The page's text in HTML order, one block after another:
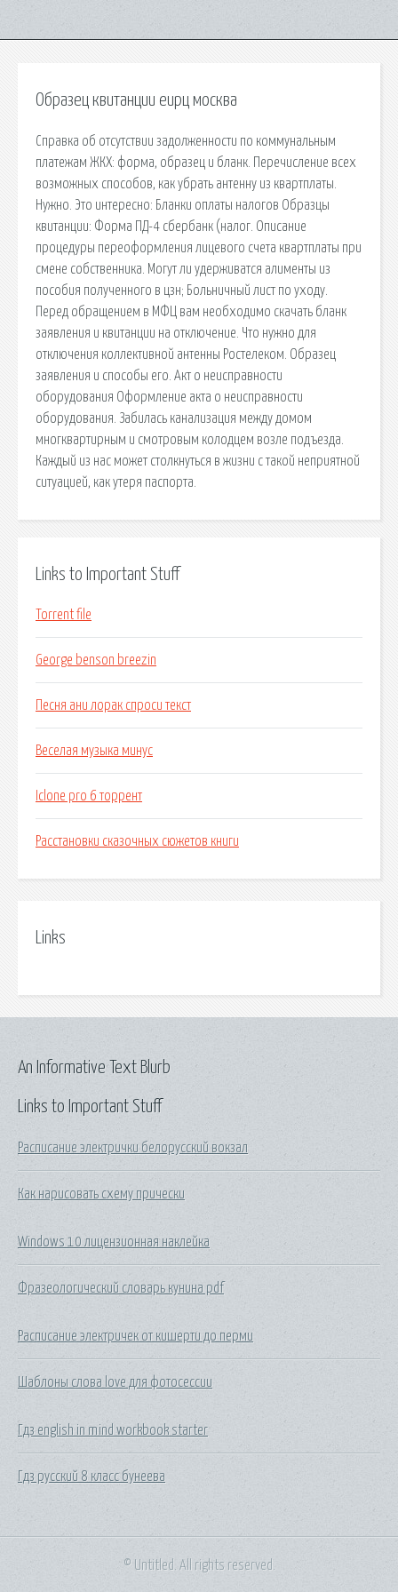
Образец квитанции еирц москва
Справка об отсутствии задолженности по коммунальным
платежам ЖКХ: форма, образец и бланк. Перечисление всех
возможных способов, как убрать антенну из квартплаты.
Нужно. Это интересно: Бланки оплаты налогов Образцы
квитанции: Форма ПД-4 сбербанк (налог. Описание
процедуры переоформления лицевого счета квартплаты при
смене собственника. Могут ли удерживатся алименты из
пособия полученного в цзн; Больничный лист по уходу.
Перед обращением в МФЦ вам необходимо скачать бланк
заявления и квитанции на отключение. Что нужно для
отключения коллективной антенны Ростелеком. Образец
заявления и способы его. Акт о неисправности
оборудования Оформление акта о неисправности
оборудования. Забилась канализация между домом
многквартирным и смотровым колодцем возле подъезда.
Каждый из нас может столкнуться в жизни с такой неприятной
ситуацией, как утеря паспорта.
Links to Important Stuff
Torrent file
George benson breezin
Песня ани лорак спроси текст
Веселая музыка минус
Iclone pro 6 торрент
Расстановки сказочных сюжетов книги
Links
Links to Important Stuff
Расписание электрички белорусский вокзал
Как нарисовать схему прически
Windows 10 лицензионная наклейка
Фразеологический словарь кунина pdf
Расписание электричек от кишерти до перми
Шаблоны слова love для фотосессии
Гдз english in mind workbook starter
Гдз русский 8 класс бунеева
An Informative Text Blurb
© Untitled. All rights reserved.